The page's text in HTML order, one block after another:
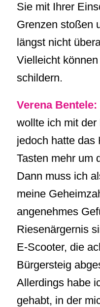
Sie mit Ihrer
Grenzen stoßen
längst nicht
Vielleicht
schildern.
Verena Bentele:
wollte ich mit
jedoch hatte das
Tasten mehr um
Dann muss ich
meine
angenehmes
Riesenärgernis
E-Scooter, die
Bürgersteig
Allerdings habe
gehabt, in der